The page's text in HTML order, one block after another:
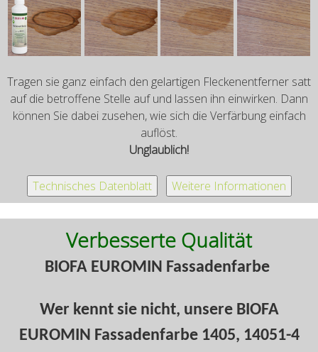
Tragen sie ganz einfach den gelartigen Fleckenentferner satt
auf die betroffene Stelle auf und lassen ihn einwirken. Dann
können Sie dabei zusehen, wie sich die Verfärbung einfach
auflöst.
Unglaublich!
Verbesserte Qualität
BIOFA EUROMIN Fassadenfarbe
Wer kennt sie nicht, unsere BIOFA
EUROMIN Fassadenfarbe 1405, 14051-4